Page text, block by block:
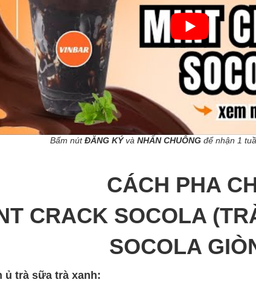
Bấm nútĐĂNG KÝvà NHẤN CHUÔNG để nhận 1
CÁCH PHA
CRACK SOCOLA
SOCOLA
ủ trà sữa trà xanh: